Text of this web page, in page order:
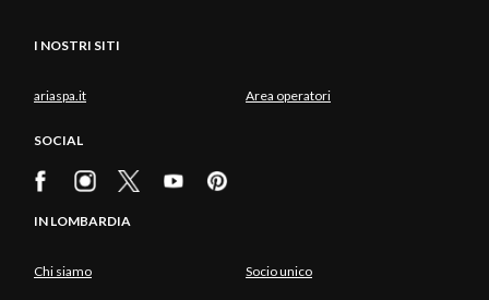
I NOSTRI SITI
ariaspa.it Area operatori
SOCIAL
IN LOMBARDIA
Chi siamo Socio unico